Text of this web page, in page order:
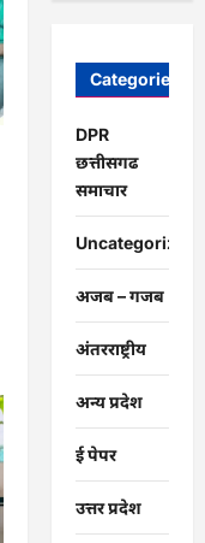
Categories
DPR
छत्तीसगढ
समाचार
Uncategorized
अजब – गजब
अंतरराष्ट्रीय
अन्य प्रदेश
ई पेपर
उत्तर प्रदेश